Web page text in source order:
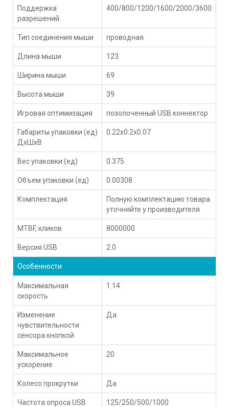
Поддержка
разрешений
400/800/1200/1600/2000/3600
Тип соединения мыши проводная
Длина мыши 123
Ширина мыши 69
Высота мыши 39
Игровая оптимизация позолоченный USB коннектор
Габариты упаковки (ед)
ДхШхВ
0.22x0.2x0.07
Вес упаковки (ед) 0.375
Объем упаковки (ед) 0.00308
Комплектация
Полную комплектацию товара
уточняйте у производителя
MTBF, кликов 8000000
Версия USB 2.0
Особенности
Максимальная
скорость
1.14
Изменение
чувствительности
сенсора кнопкой
Да
Максимальное
ускорение
20
Колесо прокрутки Да
Частота опроса USB
125/250/500/1000